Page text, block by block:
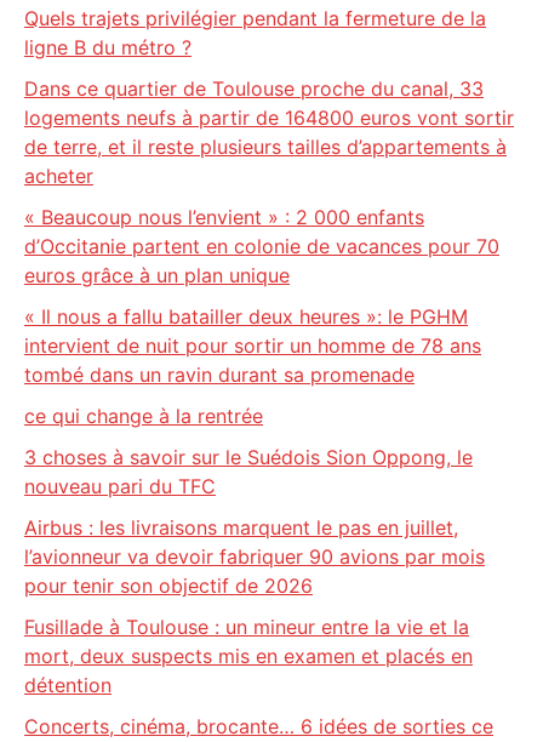
Quels trajets privilégier pendant la fermeture de la
ligne B du métro ?
Dans ce quartier de Toulouse proche du canal, 33
logements neufs à partir de 164800 euros vont sortir
de terre, et il reste plusieurs tailles d’appartements à
acheter
« Beaucoup nous l’envient » : 2 000 enfants
d’Occitanie partent en colonie de vacances pour 70
euros grâce à un plan unique
« Il nous a fallu batailler deux heures »: le PGHM
intervient de nuit pour sortir un homme de 78 ans
tombé dans un ravin durant sa promenade
ce qui change à la rentrée
3 choses à savoir sur le Suédois Sion Oppong, le
nouveau pari du TFC
Airbus : les livraisons marquent le pas en juillet,
l’avionneur va devoir fabriquer 90 avions par mois
pour tenir son objectif de 2026
Fusillade à Toulouse : un mineur entre la vie et la
mort, deux suspects mis en examen et placés en
détention
Concerts, cinéma, brocante… 6 idées de sorties ce